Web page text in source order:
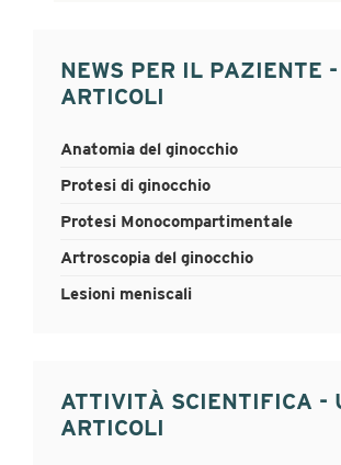
NEWS PER IL PAZIENTE
ARTICOLI
Anatomia del ginocchio
Protesi di ginocchio
Protesi Monocompartimentale
Artroscopia del ginocchio
Lesioni meniscali
ATTIVITÀ SCIENTIFICA -
ARTICOLI